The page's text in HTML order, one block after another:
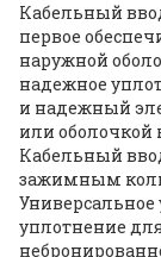
Кабельный
первое
наружной
надежное
и надежный
или оболочкой
Кабельный
зажимным
Универсальное
уплотнение